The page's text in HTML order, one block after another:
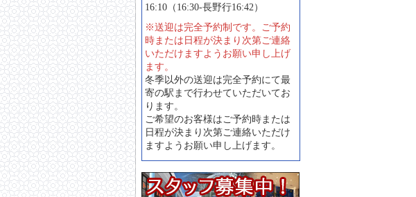
16:10（16:30-長野行16:42）
※送迎は完全予約制です。ご予約
時または日程が決まり次第ご連絡
いただけますようお願い申し上げ
ます。
冬季以外の送迎は完全予約にて最
寄の駅まで行わせていただいてお
ります。
ご希望のお客様はご予約時または
日程が決まり次第ご連絡いただけ
ますようお願い申し上げます。